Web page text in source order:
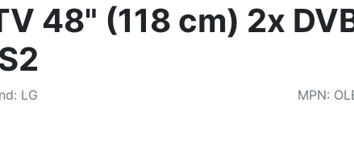
48" (118 cm) 2x
: LG MPN: